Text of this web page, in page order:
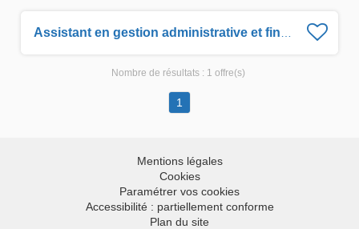
Nombre de résultats : 1 offre(s)
1
Mentions légales
Cookies
Paramétrer vos cookies
Accessibilité : partiellement conforme
Plan du site